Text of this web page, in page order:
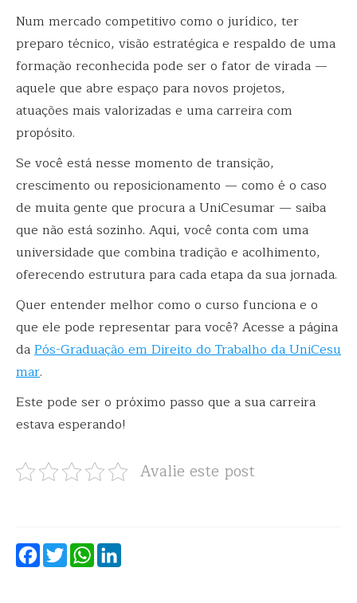
Num mercado competitivo como o jurídico, ter
preparo técnico, visão estratégica e respaldo de uma
formação reconhecida pode ser o fator de virada —
aquele que abre espaço para novos projetos,
atuações mais valorizadas e uma carreira com
propósito.
Se você está nesse momento de transição,
crescimento ou reposicionamento — como é o caso
de muita gente que procura a UniCesumar — saiba
que não está sozinho. Aqui, você conta com uma
universidade que combina tradição e acolhimento,
oferecendo estrutura para cada etapa da sua jornada.
Quer entender melhor como o curso funciona e o
que ele pode representar para você? Acesse a página
daPós-Graduação em Direito do Trabalho da UniCesu
mar.
Este pode ser o próximo passo que a sua carreira
estava esperando!
Avalie este post
FacebookTwitterWhatsApp